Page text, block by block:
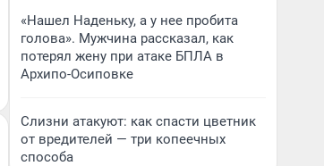
«Нашел Наденьку, а у нее пробита
голова». Мужчина рассказал, как
потерял жену при атаке БПЛА в
Архипо-Осиповке
Слизни атакуют: как спасти цветник
от вредителей — три копеечных
способа